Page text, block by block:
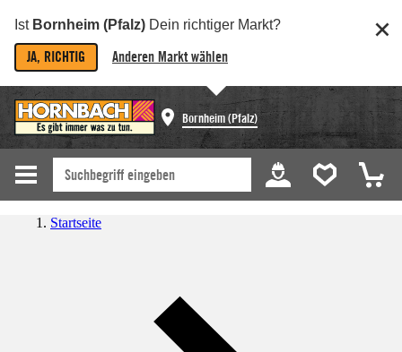
Ist Bornheim (Pfalz) Dein richtiger Markt?
JA, RICHTIG Anderen Markt wählen
Bornheim (Pfalz)
Startseite